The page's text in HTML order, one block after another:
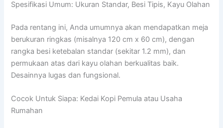
Spesifikasi Umum: Ukuran Standar, Besi Tipis, Kayu Olahan
Pada rentang ini, Anda umumnya akan mendapatkan meja
berukuran ringkas (misalnya 120 cm x 60 cm), dengan
rangka besi ketebalan standar (sekitar 1.2 mm), dan
permukaan atas dari kayu olahan berkualitas baik.
Desainnya lugas dan fungsional.
Cocok Untuk Siapa: Kedai Kopi Pemula atau Usaha
Rumahan